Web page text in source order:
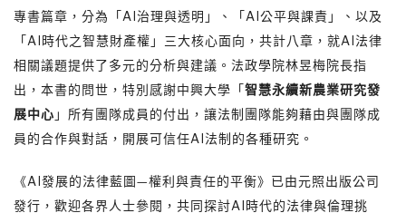
專書篇章，分為「AI治理與透明」、「AI公平與課責」、以及
「AI時代之智慧財產權」三大核心面向，共計八章，就AI法律
相關議題提供了多元的分析與建議。法政學院林昱梅院長指
出，本書的問世，特別感謝中興大學「智慧永續新農業研究發
展中心 」所有團隊成員的付出，讓法制團隊能夠藉由與團隊成
員的合作與對話，開展可信任AI法制的各種研究。
《AI發展的法律藍圖—權利與責任的平衡》已由元照出版公司
發行，歡迎各界人士參閱，共同探討AI時代的法律與倫理挑